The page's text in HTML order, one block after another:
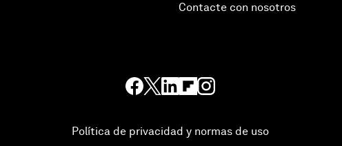
Contacte con nosotros
Política de privacidad y normas de uso